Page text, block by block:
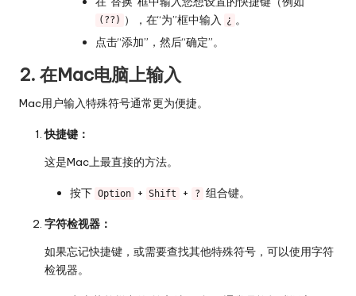
(??) ），在“为”框中输入 ¿ 。
点击“添加”，然后“确定”。
2. 在Mac电脑上输入
Mac用户输入特殊符号通常更为便捷。
快捷键：
这是Mac上最直接的方法。
按下 Option + Shift + ? 组合键。
字符检视器：
如果忘记快捷键，或需要查找其他特殊符号，可以使用字符
检视器。